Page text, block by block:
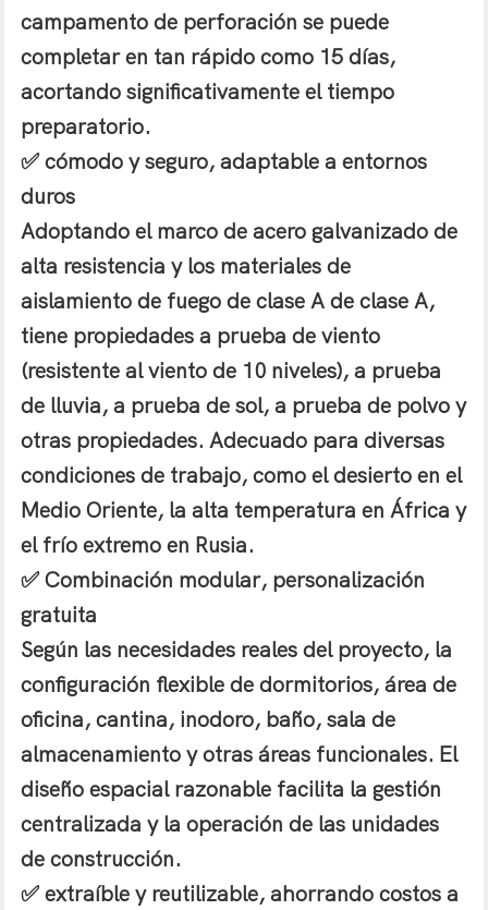
campamento de perforación se puede
completar en tan rápido como 15 días,
acortando significativamente el tiempo
preparatorio.
✅ cómodo y seguro, adaptable a entornos
duros
Adoptando el marco de acero galvanizado de
alta resistencia y los materiales de
aislamiento de fuego de clase A de clase A,
tiene propiedades a prueba de viento
(resistente al viento de 10 niveles), a prueba
de lluvia, a prueba de sol, a prueba de polvo y
otras propiedades. Adecuado para diversas
condiciones de trabajo, como el desierto en el
Medio Oriente, la alta temperatura en África y
el frío extremo en Rusia.
✅ Combinación modular, personalización
gratuita
Según las necesidades reales del proyecto, la
configuración flexible de dormitorios, área de
oficina, cantina, inodoro, baño, sala de
almacenamiento y otras áreas funcionales. El
diseño espacial razonable facilita la gestión
centralizada y la operación de las unidades
de construcción.
✅ extraíble y reutilizable, ahorrando costos a